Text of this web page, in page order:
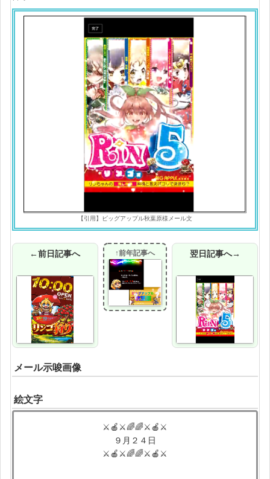
【引用】ビッグアップル秋葉原様メール文
←前日記事へ ↑前年記事へ 翌日記事へ→
メール示唆画像
絵文字
⚔🍎⚔🌈🌈⚔🍎⚔
９月２４日
⚔🍎⚔🌈🌈⚔🍎⚔